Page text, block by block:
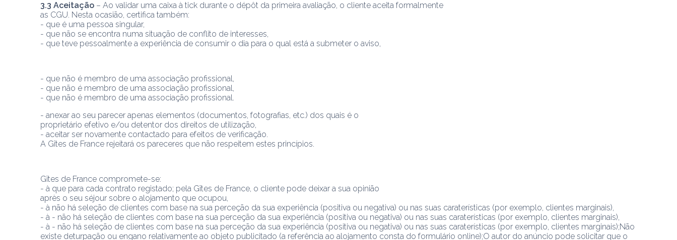
3.3 Aceitação – Ao validar uma caixa à tick durante o dépôt da primeira avaliação, o cliente aceita formalmente
as CGU. Nesta ocasião, certifica também:
- que é uma pessoa singular,
- que não se encontra numa situação de conflito de interesses,
- que teve pessoalmente a experiência de consumir o dia para o qual está a submeter o aviso,
- que não é membro de uma associação profissional,
- que não é membro de uma associação profissional,
- anexar ao seu parecer apenas elementos (documentos, fotografias, etc.) dos quais é o
proprietário efetivo e/ou detentor dos direitos de utilização,
- aceitar ser novamente contactado para efeitos de verificação.
A Gîtes de France rejeitará os pareceres que não respeitem estes princípios.
Gîtes de France compromete-se:
- à que para cada contrato registado; pela Gîtes de France, o cliente pode deixar a sua opinião
après o seu séjour sobre o alojamento que ocupou,
- à não há seleção de clientes com base na sua perceção da sua experiência (positiva ou negativa) ou nas suas caraterísticas (por exemplo, clientes marginais),
- à - não há seleção de clientes com base na sua perceção da sua experiência (positiva ou negativa) ou nas suas caraterísticas (por exemplo, clientes marginais),
- à - não há seleção de clientes com base na sua perceção da sua experiência (positiva ou negativa) ou nas suas caraterísticas (por exemplo, clientes marginais);Não
existe deturpação ou engano relativamente ao objeto publicitado (a referência ao alojamento consta do formulário online);O autor do anúncio pode solicitar que o